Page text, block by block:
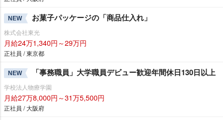
NEW お菓子パッケージの「商品仕入れ」
株式会社東光
月給24万1,340円～29万円
正社員 / 東京都
NEW 「事務職員」大学職員デビュー歓迎年間休日130日以上
学校法人物療学園
月給27万8,000円～31万5,500円
正社員 / 大阪府